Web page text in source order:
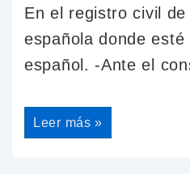
En el registro civil de
española donde esté
español. -Ante el
Leer más »